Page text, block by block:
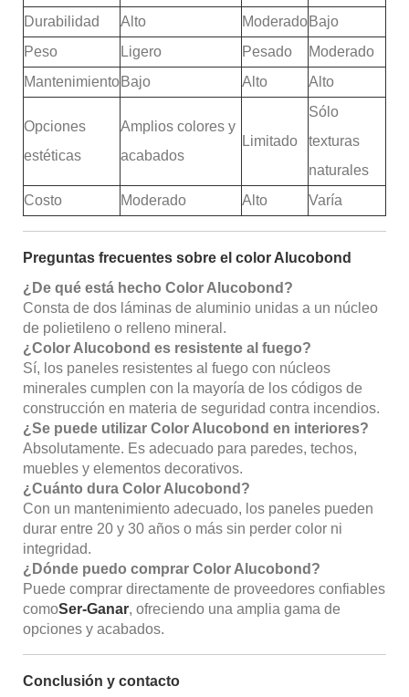
Durabilidad
Alto ModeradoBajo
Peso
Ligero Pesado
Moderado
MantenimientoBajo Alto Alto
Opciones
estéticas
Amplios colores y
acabados
Limitado
Sólo
texturas
naturales
Costo
Moderado Alto Varía
Preguntas frecuentes sobre el color Alucobond
¿De qué está hecho Color Alucobond?
Consta de dos láminas de aluminio unidas a un núcleo
de polietileno o relleno mineral.
¿Color Alucobond es resistente al fuego?
Sí, los paneles resistentes al fuego con núcleos
minerales cumplen con la mayoría de los códigos de
construcción en materia de seguridad contra incendios.
¿Se puede utilizar Color Alucobond en interiores?
Absolutamente. Es adecuado para paredes, techos,
muebles y elementos decorativos.
¿Cuánto dura Color Alucobond?
Con un mantenimiento adecuado, los paneles pueden
durar entre 20 y 30 años o más sin perder color ni
integridad.
¿Dónde puedo comprar Color Alucobond?
Puede comprar directamente de proveedores confiables
comoSer-Ganar, ofreciendo una amplia gama de
opciones y acabados.
Conclusión y contacto